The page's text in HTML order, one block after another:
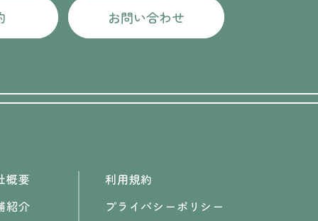
お問い合わせ
概要
紹介
利用規約
プライバシーポリシー